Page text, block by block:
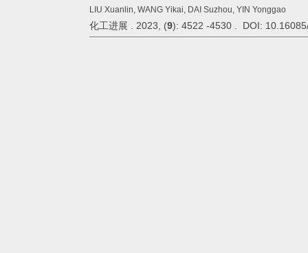
LIU Xuanlin, WANG Yikai, DAI Suzhou, YIN Yonggao
化工进展 . 2023, (9): 4522 -4530 . DOI: